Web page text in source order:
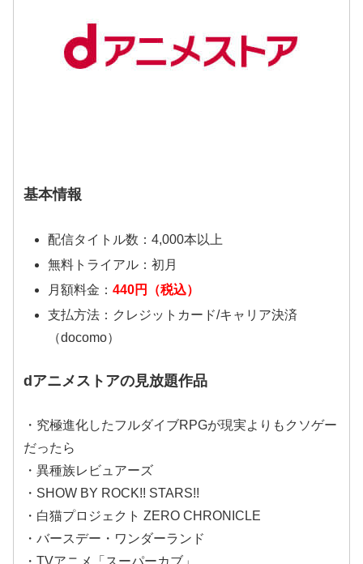
基本情報
配信タイトル数：4,000本以上
無料トライアル：初月
月額料金： 440円（税込）
支払方法：クレジットカード/キャリア決済
（docomo）
dアニメストアの見放題作品
・究極進化したフルダイブRPGが現実よりもクソゲー
だったら
・異種族レビュアーズ
・SHOW BY ROCK!! STARS!!
・白猫プロジェクト ZERO CHRONICLE
・バースデー・ワンダーランド
・TVアニメ「スーパーカブ」